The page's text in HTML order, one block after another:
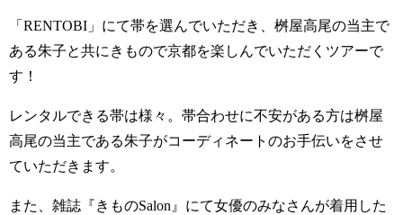
「RENTOBI」にて帯を選んでいただき、桝屋高尾の当主で
ある朱子と共にきもので京都を楽しんでいただくツアーで
す！
レンタルできる帯は様々。帯合わせに不安がある方は桝屋
高尾の当主である朱子がコーディネートのお手伝いをさせ
ていただきます。
また、雑誌『きものSalon』にて女優のみなさんが着用した